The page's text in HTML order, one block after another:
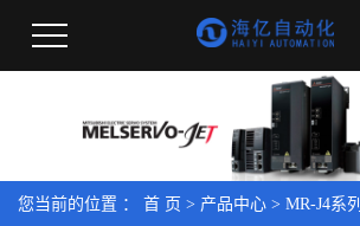
您当前的位置 ： 首 页 > 产品中心 > MR-J4系列